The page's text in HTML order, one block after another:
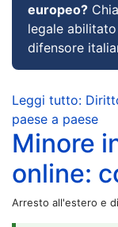
europeo?
legale
difensore
Leggi tutto:
paese a paese
Minore
online:
Arresto all'estero e